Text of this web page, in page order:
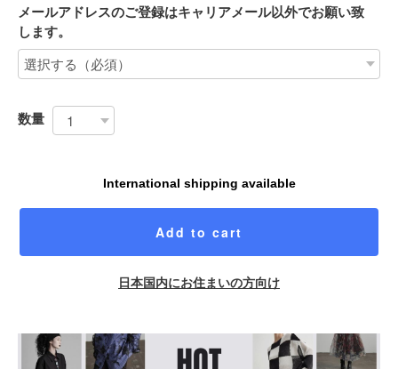
メールアドレスのご登録はキャリアメール以外でお願い致
します。
数量
International shipping available
Add to cart
日本国内にお住まいの方向け